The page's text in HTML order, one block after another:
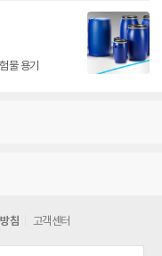
물 용기
침 고객센터